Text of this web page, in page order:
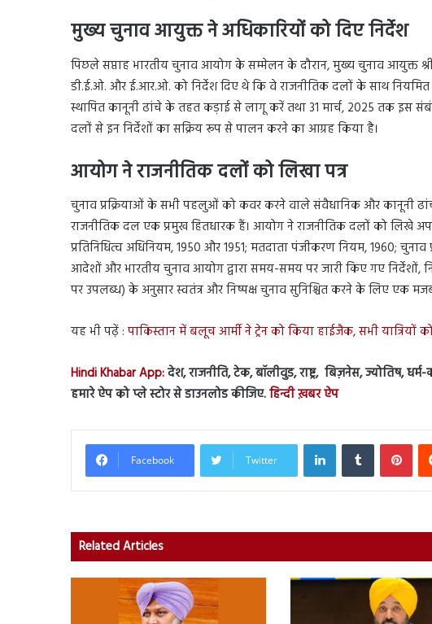
मुख्य चुनाव आयुक्त ने अधिकारियों को दिए निर्देश
पिछले सप्ताह भारतीय चुनाव आयोग के सम्मेलन के दौरान, मुख्य चुनाव आयुक्त
डी.ई.ओ. और ई.आर.ओ. को निर्देश दिए थे कि वे राजनीतिक दलों के साथ
स्थापित कानूनी ढांचे के तहत कड़ाई से लागू करें तथा 31 मार्च, 2025 तक इस
दलों से इन निर्देशों का सक्रिय रूप से पालन करने का आग्रह किया है।
आयोग ने राजनीतिक दलों को लिखा पत्र
चुनाव प्रक्रियाओं के सभी पहलुओं को कवर करने वाले संवैधानिक और कानूनी
राजनीतिक दल एक प्रमुख हितधारक हैं। आयोग ने राजनीतिक दलों को लिखे
प्रतिनिधित्व अधिनियम, 1950 और 1951; मतदाता पंजीकरण नियम, 1960; चुनाव
आदेशों और भारतीय चुनाव आयोग द्वारा समय-समय पर जारी किए गए
पर उपलब्ध) के अनुसार स्वतंत्र और निष्पक्ष चुनाव सुनिश्चित करने के लिए एक
यह भी पढ़ें : पाकिस्तान में बलूच आर्मी ने ट्रेन को किया हाईजैक, सभी यात्रियों
Hindi Khabar App:देश, राजनीति, टेक, बॉलीवुड, राष्ट्र, बिज़नेस, ज्योतिष,
हमारे ऐप को प्ले स्टोर से डाउनलोड कीजिए.हिन्दी ख़बर ऐप
Facebook Twitter
LinkedInTumblr
Related Articles